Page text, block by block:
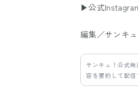
▶公式
編集／サンキ
サンキュ！公式
容を要約して配